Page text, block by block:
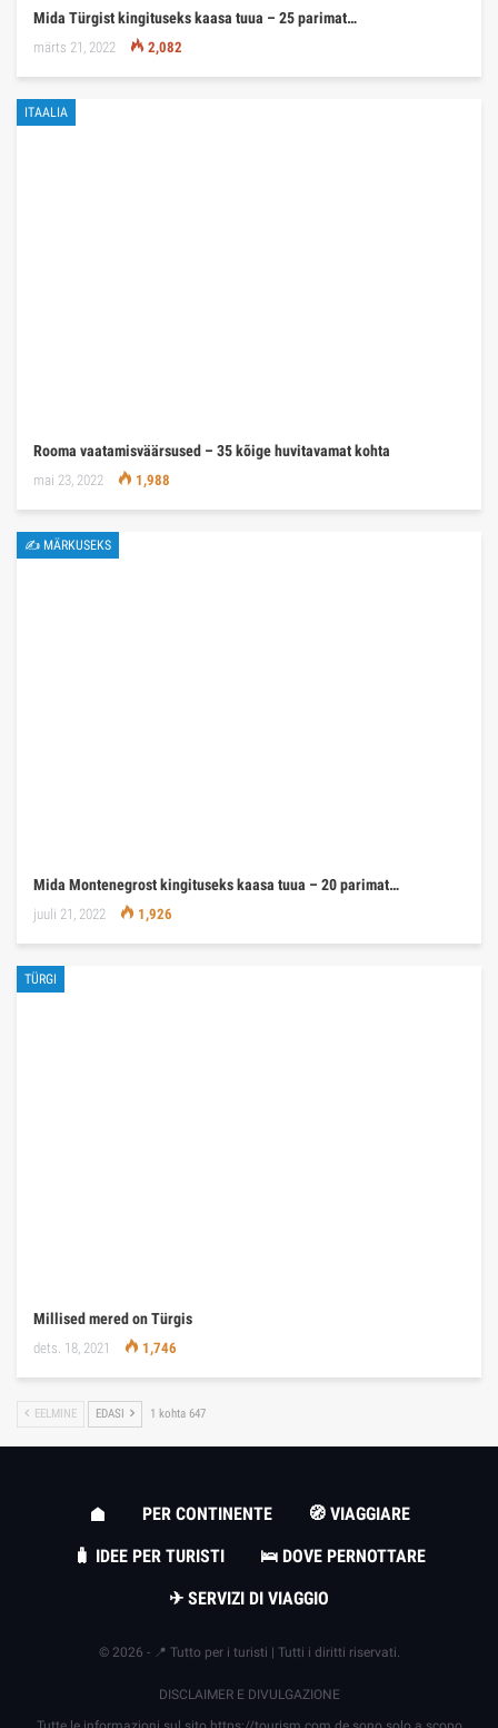
Mida Türgist kingituseks kaasa tuua – 25 parimat…
märts 21, 2022 2,082
ITAALIA
Rooma vaatamisväärsused – 35 kõige huvitavamat kohta
mai 23, 2022 1,988
✍ MÄRKUSEKS
Mida Montenegrost kingituseks kaasa tuua – 20 parimat…
juuli 21, 2022 1,926
TÜRGI
Millised mered on Türgis
dets. 18, 2021 1,746
EELMINE EDASI 1 kohta 647
PER CONTINENTE
🧭 VIAGGIARE
🧳 IDEE PER TURISTI
🛌 DOVE PERNOTTARE
✈ SERVIZI DI VIAGGIO
© 2026 - 📍 Tutto per i turisti | Tutti i diritti riservati.
DISCLAIMER E DIVULGAZIONE